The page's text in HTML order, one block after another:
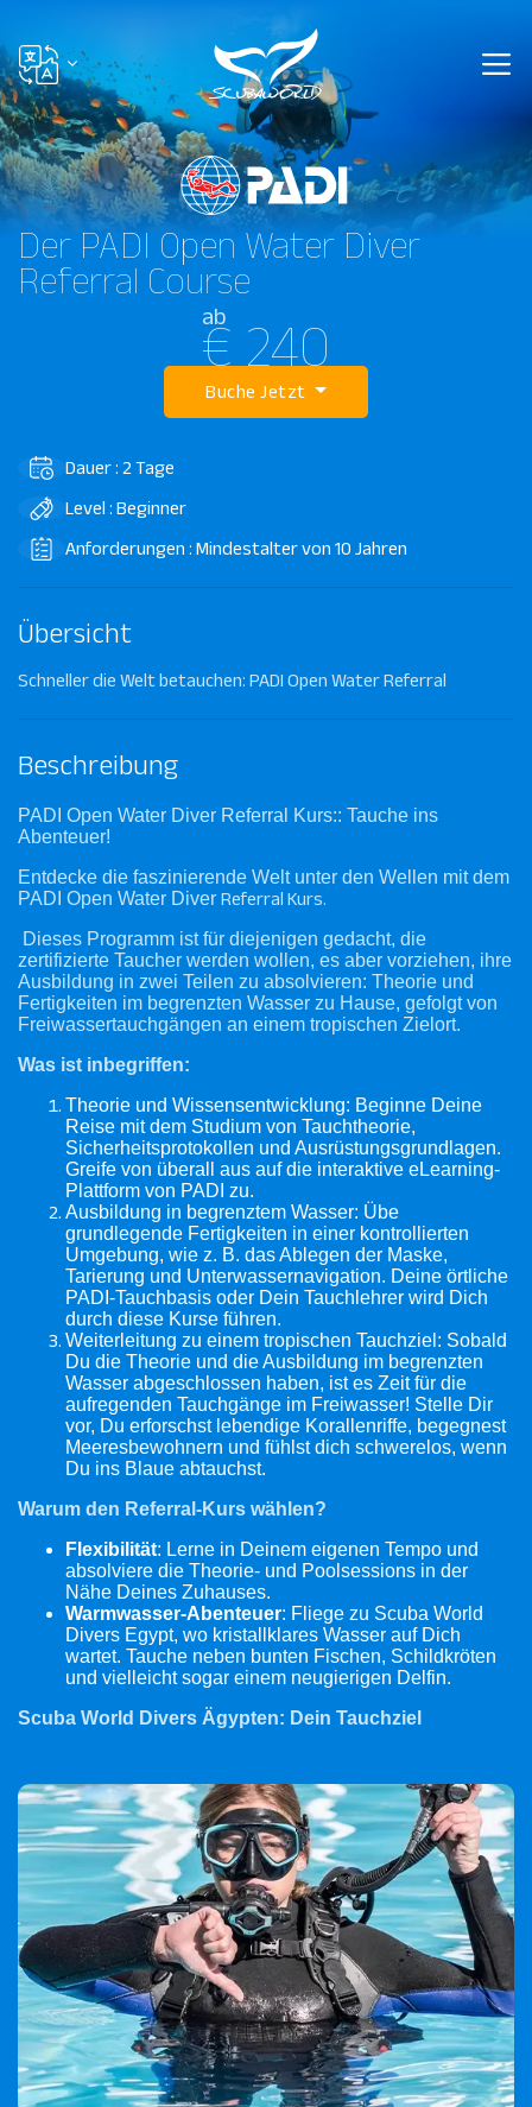
Der PADI Open Water Diver
Referral Course
ab
€ 240
Buche Jetzt
Dauer : 2 Tage
Level : Beginner
Anforderungen : Mindestalter von 10 Jahren
Übersicht
Schneller die Welt betauchen: PADI Open Water Referral
Beschreibung
PADI Open Water Diver Referral Kurs:: Tauche ins
Abenteuer!
Entdecke die faszinierende Welt unter den Wellen mit dem
PADI Open Water Diver Referral Kurs.
Dieses Programm ist für diejenigen gedacht, die
zertifizierte Taucher werden wollen, es aber vorziehen, ihre
Ausbildung in zwei Teilen zu absolvieren: Theorie und
Fertigkeiten im begrenzten Wasser zu Hause, gefolgt von
Freiwassertauchgängen an einem tropischen Zielort.
Was ist inbegriffen:
Theorie und Wissensentwicklung: Beginne Deine
Reise mit dem Studium von Tauchtheorie,
Sicherheitsprotokollen und Ausrüstungsgrundlagen.
Greife von überall aus auf die interaktive eLearning-
Plattform von PADI zu.
Ausbildung in begrenztem Wasser: Übe
grundlegende Fertigkeiten in einer kontrollierten
Umgebung, wie z. B. das Ablegen der Maske,
Tarierung und Unterwassernavigation. Deine örtliche
PADI-Tauchbasis oder Dein Tauchlehrer wird Dich
durch diese Kurse führen.
Weiterleitung zu einem tropischen Tauchziel: Sobald
Du die Theorie und die Ausbildung im begrenzten
Wasser abgeschlossen haben, ist es Zeit für die
aufregenden Tauchgänge im Freiwasser! Stelle Dir
vor, Du erforschst lebendige Korallenriffe, begegnest
Meeresbewohnern und fühlst dich schwerelos, wenn
Du ins Blaue abtauchst.
Warum den Referral-Kurs wählen?
Flexibilität: Lerne in Deinem eigenen Tempo und
absolviere die Theorie- und Poolsessions in der
Nähe Deines Zuhauses.
Warmwasser-Abenteuer: Fliege zu Scuba World
Divers Egypt, wo kristallklares Wasser auf Dich
wartet. Tauche neben bunten Fischen, Schildkröten
und vielleicht sogar einem neugierigen Delfin.
Scuba World Divers Ägypten: Dein Tauchziel